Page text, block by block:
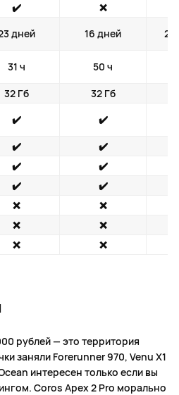
✔️ ❌
дней 16 дней
24
31 ч 50 ч
32 Гб 32 Гб
✔️ ✔️
✔️ ✔️
✔️ ✔️
✔️ ✔️
❌
❌
❌
❌
❌ ❌
рублей — это территория
заняли Forerunner 970, Venu X1
интересен только если вы
Coros Apex 2 Pro морально